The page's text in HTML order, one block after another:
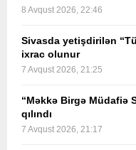
8 Avqust 2026, 22:46
Sivasda yetişdirilən
ixrac olunur
7 Avqust 2026, 21:25
“Məkkə Birgə Müdafiə
qılındı
7 Avqust 2026, 21:17